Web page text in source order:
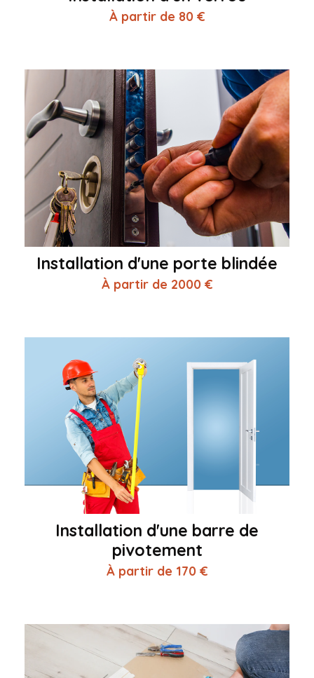
À partir de 80 €
Installation d'une porte blindée
À partir de 2000 €
Installation d'une barre de
pivotement
À partir de 170 €